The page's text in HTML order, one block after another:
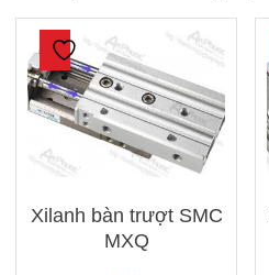
Xilanh bàn trượt SMC
MXQ